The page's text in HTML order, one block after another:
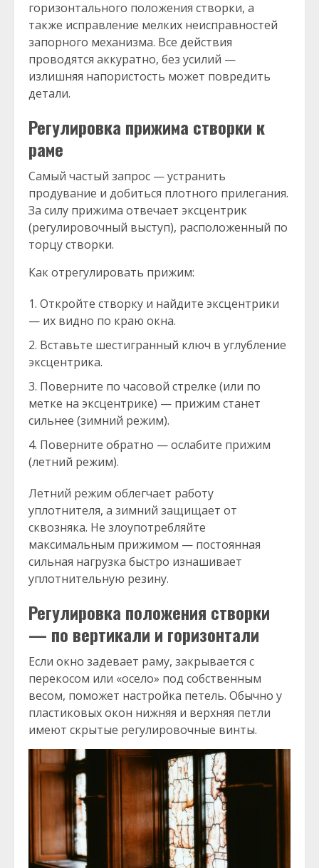
горизонтального положения створки, а
также исправление мелких неисправностей
запорного механизма. Все действия
проводятся аккуратно, без усилий —
излишняя напористость может повредить
детали.
Регулировка прижима створки к
раме
Самый частый запрос — устранить
продувание и добиться плотного прилегания.
За силу прижима отвечает эксцентрик
(регулировочный выступ), расположенный по
торцу створки.
Как отрегулировать прижим:
Откройте створку и найдите эксцентрики
— их видно по краю окна.
Вставьте шестигранный ключ в углубление
эксцентрика.
Поверните по часовой стрелке (или по
метке на эксцентрике) — прижим станет
сильнее (зимний режим).
Поверните обратно — ослабите прижим
(летний режим).
Летний режим облегчает работу
уплотнителя, а зимний защищает от
сквозняка. Не злоупотребляйте
максимальным прижимом — постоянная
сильная нагрузка быстро изнашивает
уплотнительную резину.
Регулировка положения створки
— по вертикали и горизонтали
Если окно задевает раму, закрывается с
перекосом или «осело» под собственным
весом, поможет настройка петель. Обычно у
пластиковых окон нижняя и верхняя петли
имеют скрытые регулировочные винты.